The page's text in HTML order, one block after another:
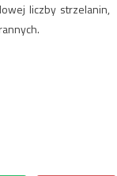
liczby strzelanin,